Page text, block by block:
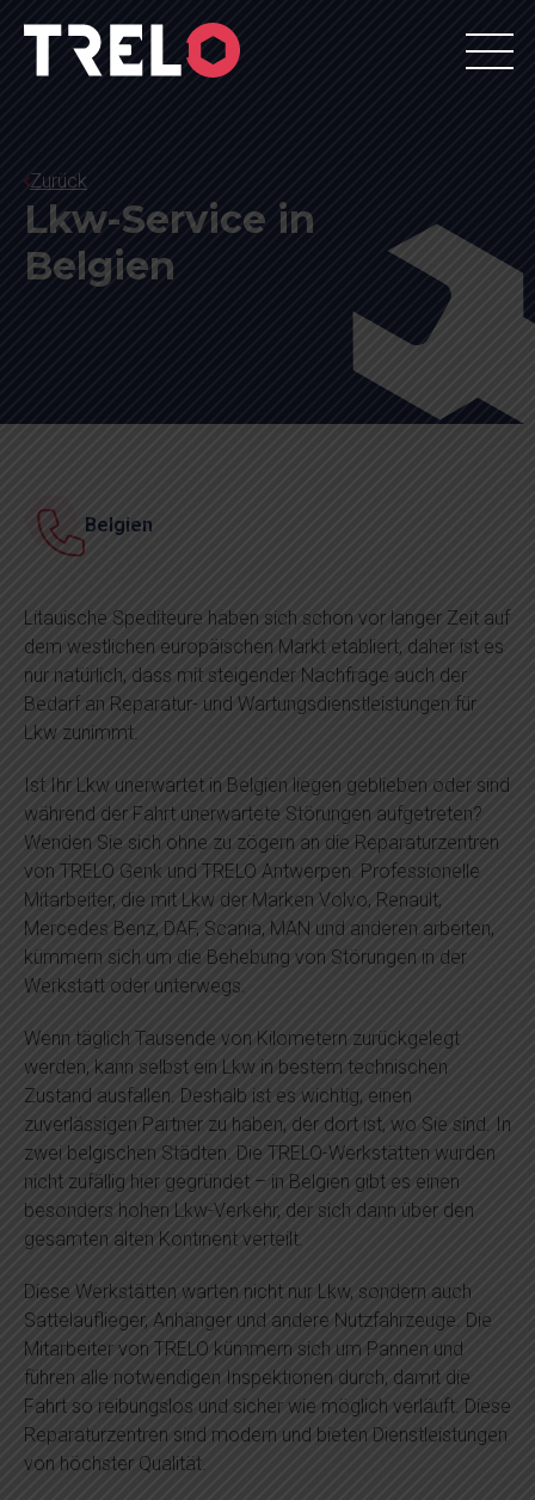
Zurück
Lkw-Service in
Belgien
Belgien
Litauische Spediteure haben sich schon vor langer Zeit auf
dem westlichen europäischen Markt etabliert, daher ist es
nur natürlich, dass mit steigender Nachfrage auch der
Bedarf an Reparatur- und Wartungsdienstleistungen für
Lkw zunimmt.
Ist Ihr Lkw unerwartet in Belgien liegen geblieben oder sind
während der Fahrt unerwartete Störungen aufgetreten?
Wenden Sie sich ohne zu zögern an die Reparaturzentren
von TRELO Genk und TRELO Antwerpen. Professionelle
Mitarbeiter, die mit Lkw der Marken Volvo, Renault,
Mercedes Benz, DAF, Scania, MAN und anderen arbeiten,
kümmern sich um die Behebung von Störungen in der
Werkstatt oder unterwegs.
Wenn täglich Tausende von Kilometern zurückgelegt
werden, kann selbst ein Lkw in bestem technischen
Zustand ausfallen. Deshalb ist es wichtig, einen
zuverlässigen Partner zu haben, der dort ist, wo Sie sind. In
zwei belgischen Städten. Die TRELO-Werkstätten wurden
nicht zufällig hier gegründet – in Belgien gibt es einen
besonders hohen Lkw-Verkehr, der sich dann über den
gesamten alten Kontinent verteilt.
Diese Werkstätten warten nicht nur Lkw, sondern auch
Sattelauflieger, Anhänger und andere Nutzfahrzeuge. Die
Mitarbeiter von TRELO kümmern sich um Pannen und
führen alle notwendigen Inspektionen durch, damit die
Fahrt so reibungslos und sicher wie möglich verläuft. Diese
Reparaturzentren sind modern und bieten Dienstleistungen
von höchster Qualität.